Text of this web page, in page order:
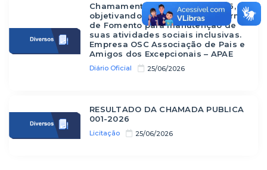
Diário Oficial 25/06/2026
Chamamento Público nº 04/2026,
objetivando a Celebração de Termo
de Fomento para manutenção de
suas atividades sociais inclusivas.
Empresa OSC Associação de Pais e
Amigos dos Excepcionais – APAE
Licitação 25/06/2026
RESULTADO DA CHAMADA PUBLICA
001-2026